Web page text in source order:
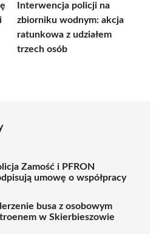
Interwencja policji na
zbiorniku wodnym: akcja
ratunkowa z udziałem
trzech osób
Zamość i PFRON
umowę o współpracy
busa z osobowym
w Skierbieszowie